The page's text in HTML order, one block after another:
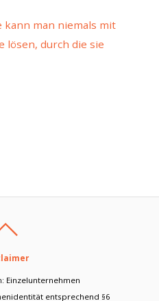
kann man niemals mit
lösen, durch die sie
Einzelunternehmen
entsprechend §6